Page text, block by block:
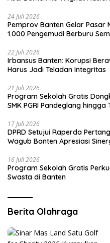
24 Juli 2026
Pemprov Banten Gelar Pasar
1.000 Pengemudi Berburu
22 Juli 2026
Irbansus Banten: Korupsi
Harus Jadi Teladan Integritas
21 Juli 2026
Program Sekolah Gratis
SMK PGRI Pandeglang
17 Juli 2026
DPRD Setujui Raperda
Wagub Banten Apresiasi
16 Juli 2026
Program Sekolah Gratis
Swasta di Banten
Berita Olahraga